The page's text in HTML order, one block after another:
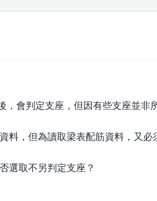
會判定支座，但因有些支座並非
料，但為讀取梁表配筋資料，又
選取不另判定支座？